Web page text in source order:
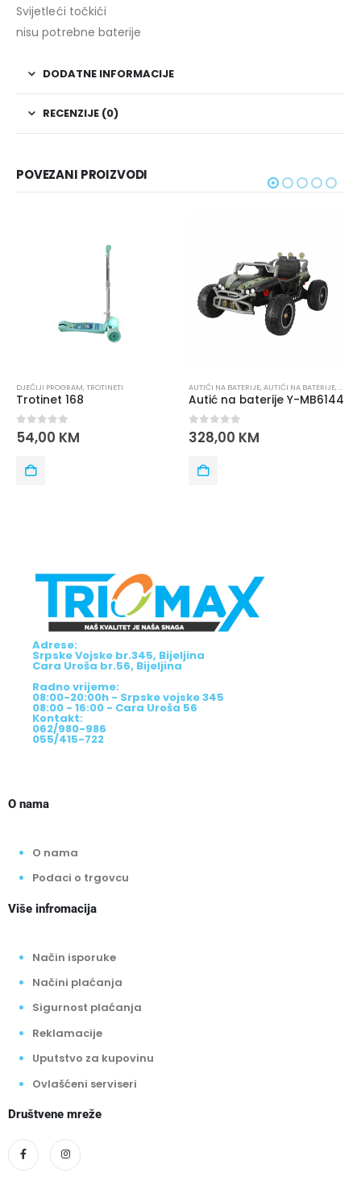
Svijetleći točkići
nisu potrebne baterije
DODATNE INFORMACIJE
RECENZIJE (0)
POVEZANI PROIZVODI
PROGRAM
DJEČIJI PROGRAM,TROTINETI
Trotinet 168
0out of 5
54,00 KM
AUTIĆI NA BATERIJE,AUTIĆI NA BATERIJE,
Autić na baterije Y-MB6144
0out of 5
328,00 KM
Adrese:
Srpske Vojske br.345, Bijeljina
Cara Uroša br.56, Bijeljina
Radno vrijeme:
08:00-20:00h - Srpske vojske 345
08:00 - 16:00 - Cara Uroša 56
Kontakt:
062/980-986
055/415-722
O nama
O nama
Podaci o trgovcu
Više infromacija
Način isporuke
Načini plaćanja
Sigurnost plaćanja
Reklamacije
Uputstvo za kupovinu
Ovlašćeni serviseri
Društvene mreže